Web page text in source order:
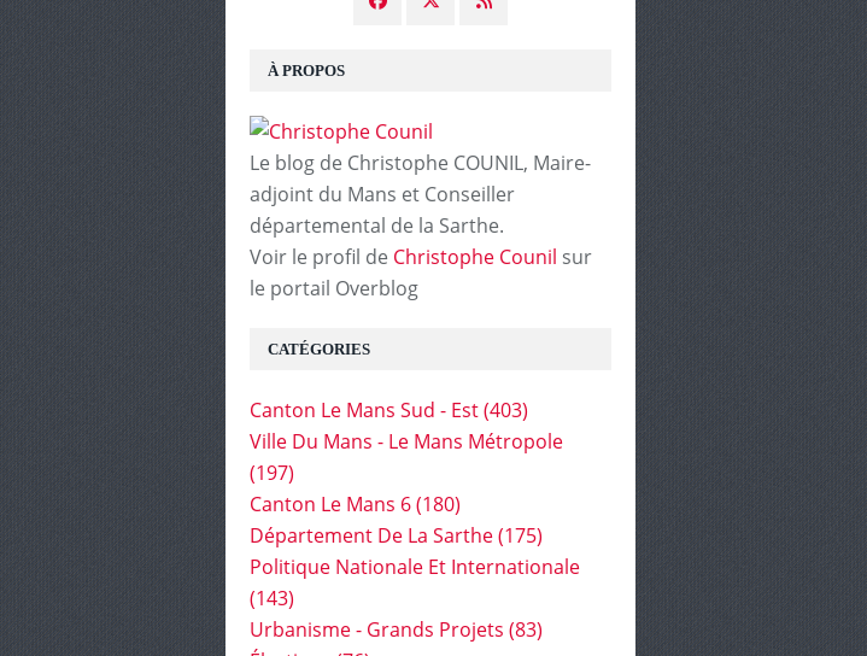
À PROPOS
Le blog de Christophe COUNIL, Maire-
adjoint du Mans et Conseiller
départemental de la Sarthe.
Voir le profil de Christophe Counil sur
le portail Overblog
CATÉGORIES
Canton Le Mans Sud - Est(403)
Ville Du Mans - Le Mans Métropole
(197)
Canton Le Mans 6(180)
Département De La Sarthe(175)
Politique Nationale Et Internationale
(143)
Urbanisme - Grands Projets (83)